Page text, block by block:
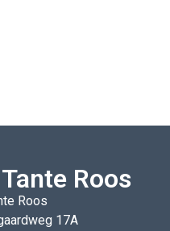
Roos
Roos
17A